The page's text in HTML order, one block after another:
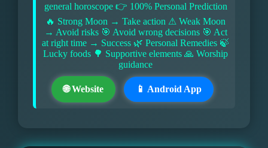
general horoscope 👉 100% Personal Prediction
🔥 Strong Moon → Take action ⚠ Weak Moon
→ Avoid risks 🎯 Avoid wrong decisions 🎯 Act
at right time → Success 🌿 Personal Remedies 🍃
Lucky foods 🌳 Supportive elements 🙏 Worship
guidance
🌐 Website 📱 Android App